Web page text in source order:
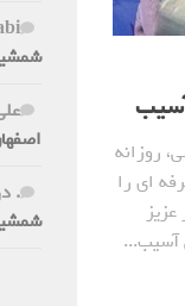
روزانه
ای را
آسیب...
.